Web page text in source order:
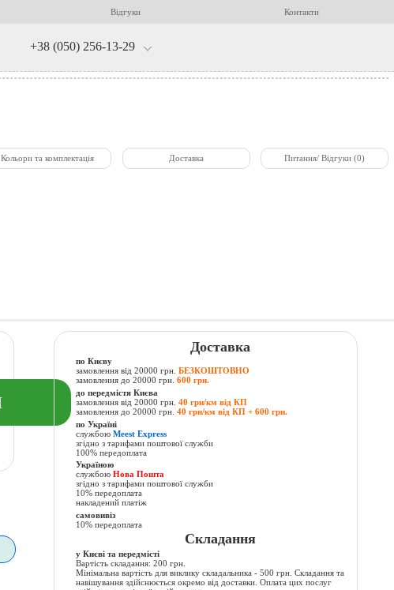
Відгуки Контакти
+38 (050) 256-13-29
Кольори та комплектація Доставка Питання/ Відгуки (0)
Доставка
по Києву
замовлення від 20000 грн. БЕЗКОШТОВНО
замовлення до 20000 грн. 600 грн.
до передмістя Києва
замовлення від 20000 грн. 40 грн/км від КП
замовлення до 20000 грн. 40 грн/км від КП + 600 грн.
по Україні
службою Meest Express
згідно з тарифами поштової служби
100% передоплата
Україною
службою Нова Пошта
згідно з тарифами поштової служби
10% передоплата
накладений платіж
самовивіз
10% передоплата
Складання
у Києві та передмісті
Вартість складання: 200 грн.
Мінімальна вартість для виклику складальника - 500 грн. Складання та
навішування здійснюється окремо від доставки. Оплата цих послуг